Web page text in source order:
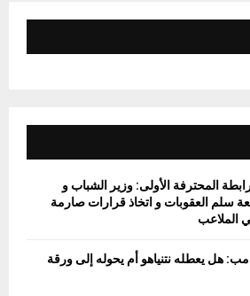
H
المحترفة الأولى: وزير الشباب و
سلم العقوبات و اتخاذ قرارات صارمة
الملاعب
هل يعطله نتنياهو أم يحوله إلى ورقة